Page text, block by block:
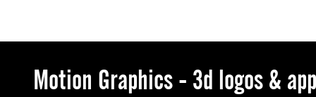
Motion Graphics - 3d logos &